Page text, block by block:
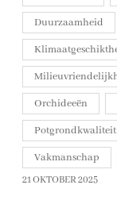
Duurzaamheid
Orchideeën
Potgrondkwaliteit
Vakmanschap
21 OKTOBER 2025